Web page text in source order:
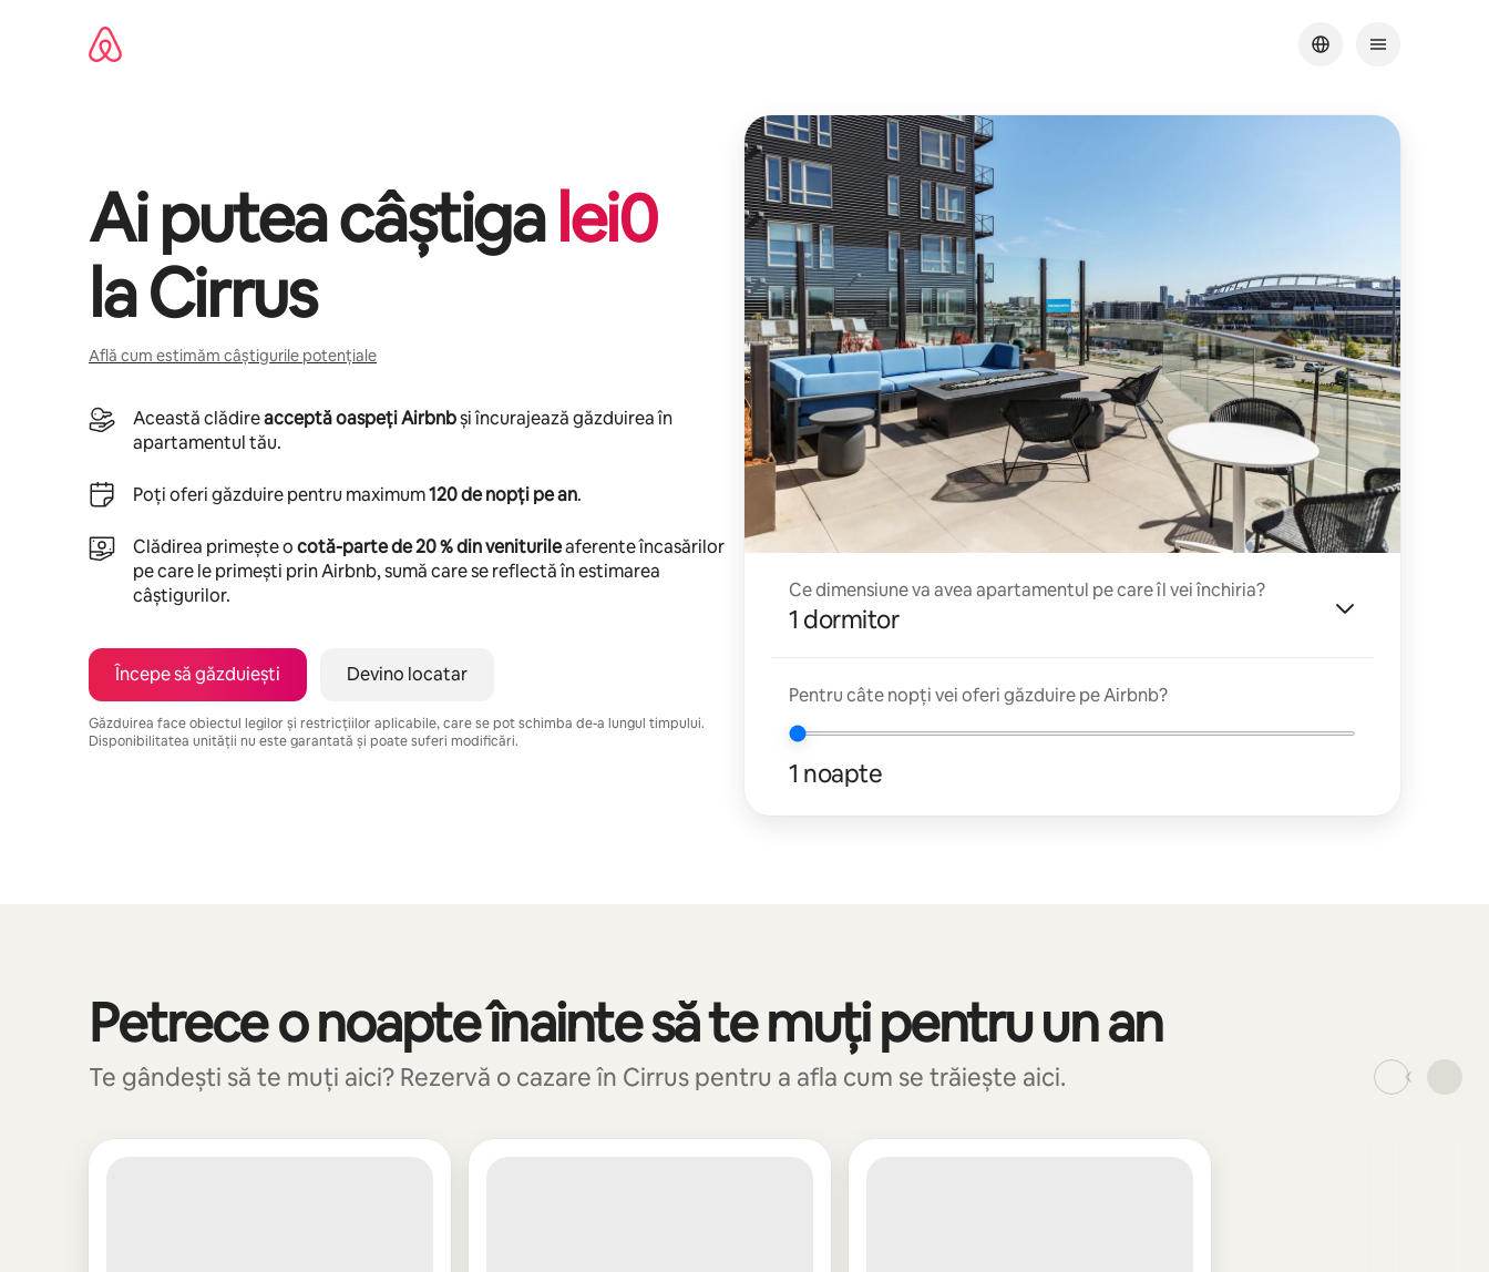
Ai putea câștigalei0
laCirrus
Află cum estimăm câștigurile potențiale
Această clădireacceptă oaspeți Airbnbși încurajează găzduirea în
apartamentul tău.
Poți oferi găzduire pentru maximum120 de nopți pe an.
Clădirea primește ocotă-parte de 20 % din veniturileaferente încasărilor
pe care le primești prin Airbnb, sumă care se reflectă în estimarea
câștigurilor.
Începe să găzduiești Devino locatar
Găzduirea face obiectul legilor și restricțiilor aplicabile, care se pot schimba de-a lungul timpului.
Disponibilitatea unității nu este garantată și poate suferi modificări.
Ce dimensiune va avea apartamentul pe care îl vei închiria?
1 dormitor
Pentru câte nopți vei oferi găzduire pe Airbnb?
1 noapte
Petrece o noapte înainte să te muți pentru un an
Te gândești să te muți aici? Rezervă o cazare în Cirrus pentru a afla cum se trăiește aici.
Se afișează 0 din 0 elemente
_